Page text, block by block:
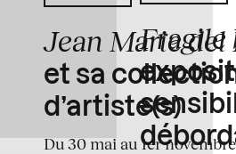
Jean Marie del
et sa
d’artiste(s)
Du 30 mai au 1er
Fragile